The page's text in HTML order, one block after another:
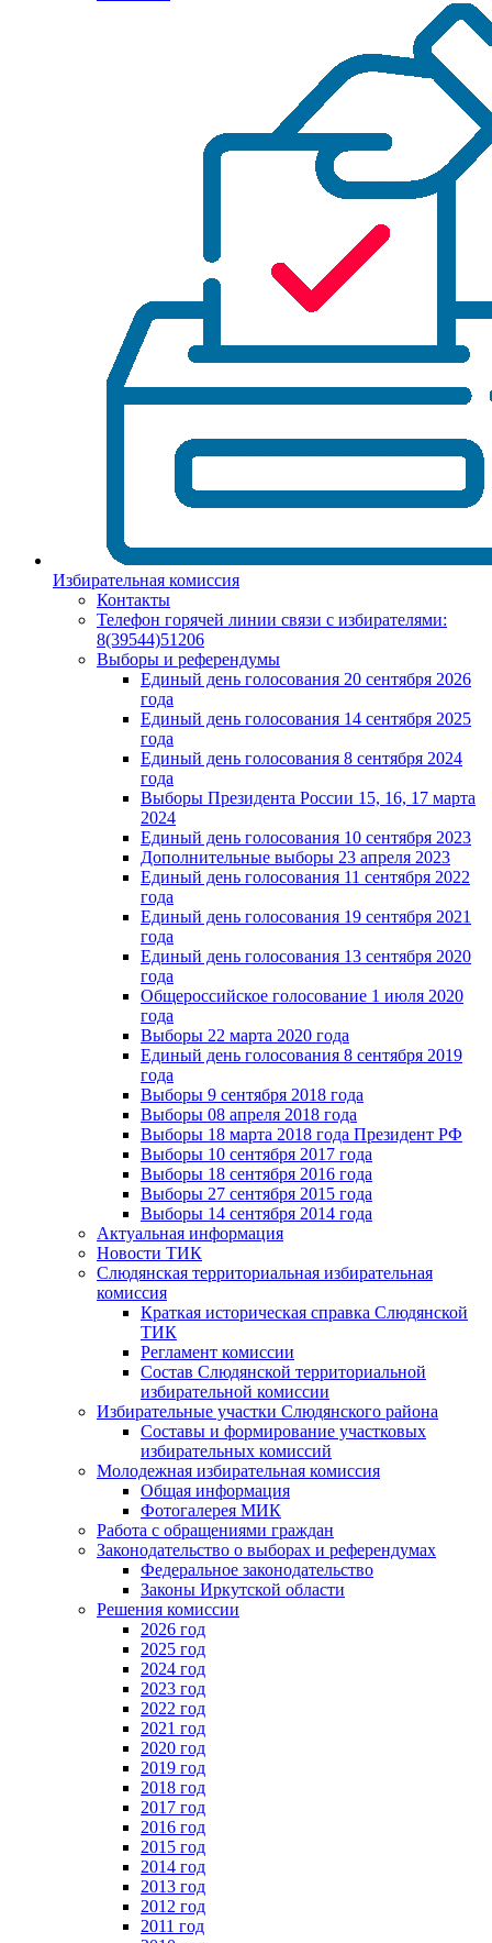
Избирательная комиссия
Контакты
Телефон горячей линии связи с избирателями:
8(39544)51206
Выборы и референдумы
Единый день голосования 20 сентября 2026
года
Единый день голосования 14 сентября 2025
года
Единый день голосования 8 сентября 2024
года
Выборы Президента России 15, 16, 17 марта
2024
Единый день голосования 10 сентября 2023
Дополнительные выборы 23 апреля 2023
Единый день голосования 11 сентября 2022
года
Единый день голосования 19 сентября 2021
года
Единый день голосования 13 сентября 2020
года
Общероссийское голосование 1 июля 2020
года
Выборы 22 марта 2020 года
Единый день голосования 8 сентября 2019
года
Выборы 9 сентября 2018 года
Выборы 08 апреля 2018 года
Выборы 18 марта 2018 года Президент РФ
Выборы 10 сентября 2017 года
Выборы 18 сентября 2016 года
Выборы 27 сентября 2015 года
Выборы 14 сентября 2014 года
Актуальная информация
Новости ТИК
Слюдянская территориальная избирательная
комиссия
Краткая историческая справка Слюдянской
ТИК
Регламент комиссии
Состав Слюдянской территориальной
избирательной комиссии
Избирательные участки Слюдянского района
Составы и формирование участковых
избирательных комиссий
Молодежная избирательная комиссия
Общая информация
Фотогалерея МИК
Работа с обращениями граждан
Законодательство о выборах и референдумах
Федеральное законодательство
Законы Иркутской области
Решения комиссии
2026 год
2025 год
2024 год
2023 год
2022 год
2021 год
2020 год
2019 год
2018 год
2017 год
2016 год
2015 год
2014 год
2013 год
2012 год
2011 год